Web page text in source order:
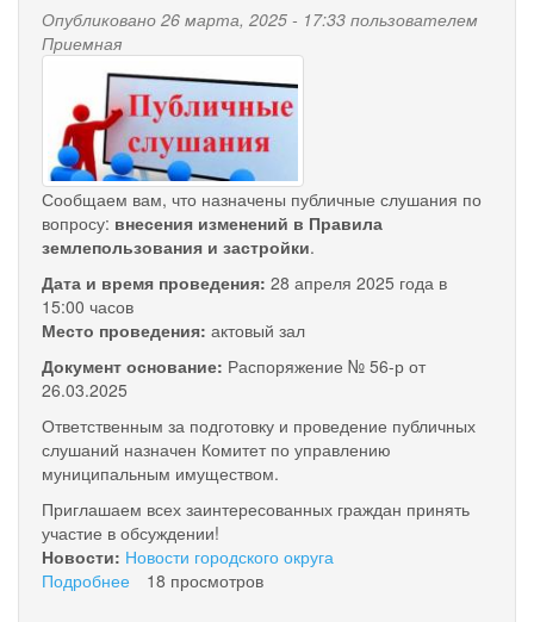
Дальнего
в
2025
году
Опубликовано 26 марта, 2025 - 17:33 пользователем
Приемная
publichnye_slushaniya_2.jpg
Сообщаем вам, что назначены публичные слушания по
вопросу: внесения изменений в Правила
землепользования и застройки.
Дата и время проведения: 28 апреля 2025 года в
15:00 часов
Место проведения: актовый зал
Документ основание: Распоряжение № 56-р от
26.03.2025
Ответственным за подготовку и проведение публичных
слушаний назначен Комитет по управлению
муниципальным имуществом.
Приглашаем всех заинтересованных граждан принять
участие в обсуждении!
Новости: Новости городского округа
Подробнее
18 просмотров